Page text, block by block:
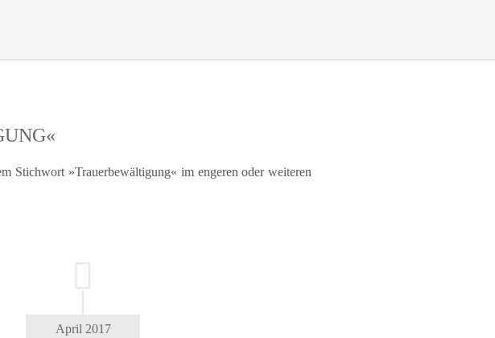
Stichwort »Trauerbewältigung« im engeren oder weiteren
April 2017